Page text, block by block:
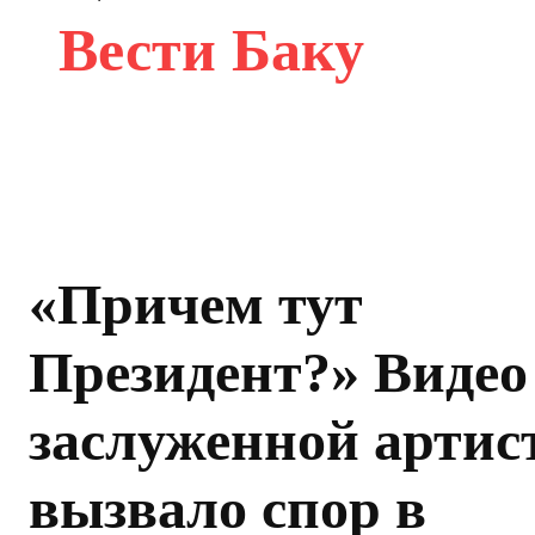
Вести Баку
«Причем тут
Президент?» Видео
заслуженной
вызвало спор в